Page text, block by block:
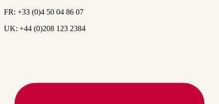
FR: +33 (0)4 50 04 86 07
UK: +44 (0)208 123 2384